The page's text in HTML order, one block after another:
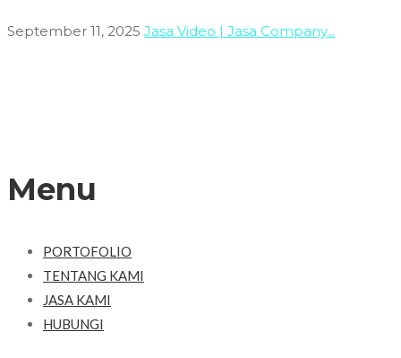
September 11, 2025 Jasa Video | Jasa Company...
Menu
PORTOFOLIO
TENTANG KAMI
JASA KAMI
HUBUNGI